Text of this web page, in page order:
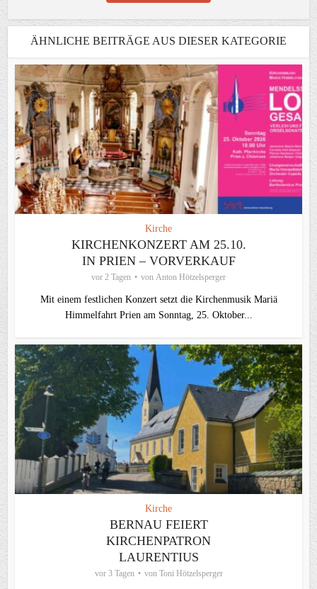
ÄHNLICHE BEITRÄGE AUS DIESER KATEGORIE
Kirche
KIRCHENKONZERT AM 25.10.
IN PRIEN – VORVERKAUF
vor 2 Tagen von Anton Hötzelsperger
Mit einem festlichen Konzert setzt die Kirchenmusik Mariä
Himmelfahrt Prien am Sonntag, 25. Oktober...
Kirche
BERNAU FEIERT
KIRCHENPATRON
LAURENTIUS
vor 3 Tagen von Toni Hötzelsperger